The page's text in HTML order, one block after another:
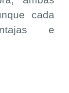
cada
e